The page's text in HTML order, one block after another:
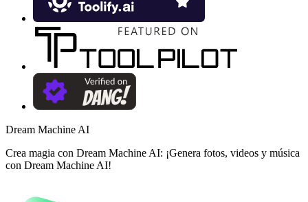
Dream Machine AI
Crea magia con Dream Machine AI: ¡Genera fotos, videos y música
con Dream Machine AI!